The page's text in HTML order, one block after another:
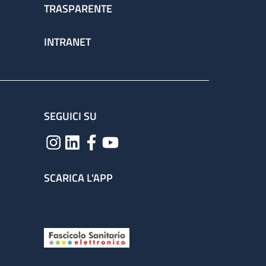
TRASPARENTE
INTRANET
SEGUICI SU
SCARICA L'APP